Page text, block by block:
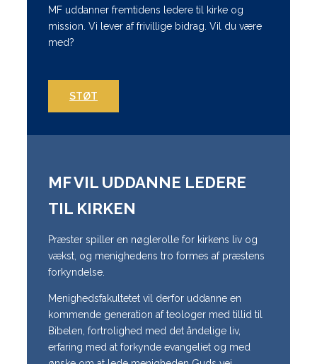
MF uddanner fremtidens ledere til kirke og
mission. Vi lever af frivillige bidrag. Vil du være
med?
STØT
MF VIL UDDANNE LEDERE
TIL KIRKEN
Præster spiller en nøglerolle for kirkens liv og
vækst, og menighedens tro formes af præstens
forkyndelse.
Menighedsfakultetet vil derfor uddanne en
kommende generation af teologer med tillid til
Bibelen, fortrolighed med det åndelige liv,
erfaring med at forkynde evangeliet og med